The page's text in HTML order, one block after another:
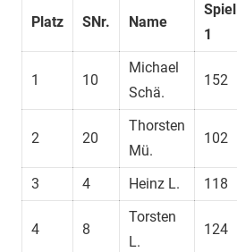
2017
Platz SNr. Name
Spiel
1
1 10
Michael
Schä.
152
2 20
Thorsten
Mü.
102
3 4 Heinz L. 118
4 8
Torsten
L.
124